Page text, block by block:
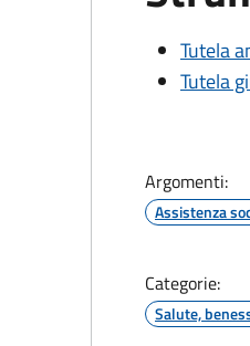
Tutela
Tutela
Argomenti:
Assistenza
Categorie:
Salute,